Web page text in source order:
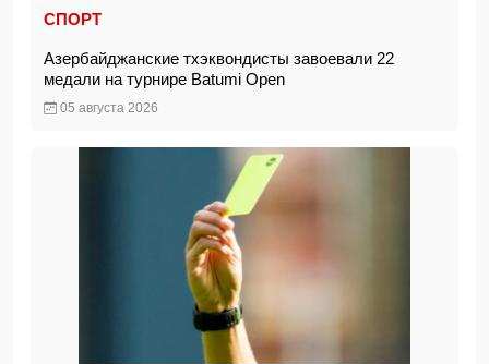
СПОРТ
Азербайджанские тхэквондисты завоевали 22
медали на турнире Batumi Open
05 августа 2026